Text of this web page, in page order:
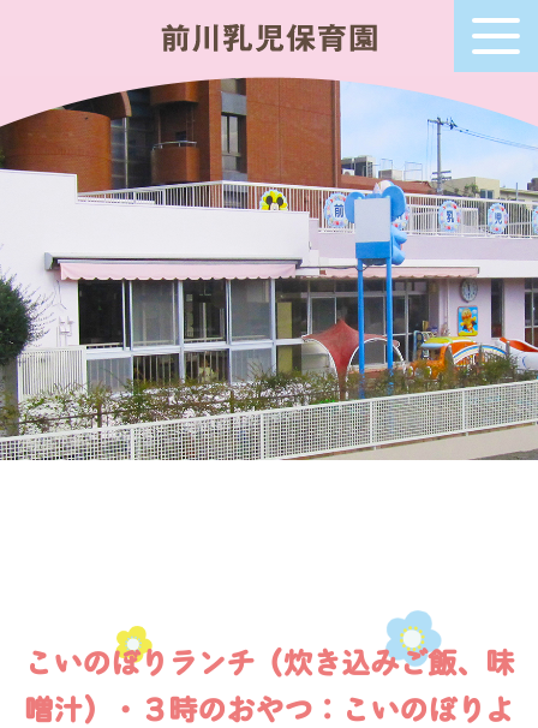
こいのぼりランチ（炊き込みご飯、味
噌汁）・３時のおやつ：こいのぼりよ